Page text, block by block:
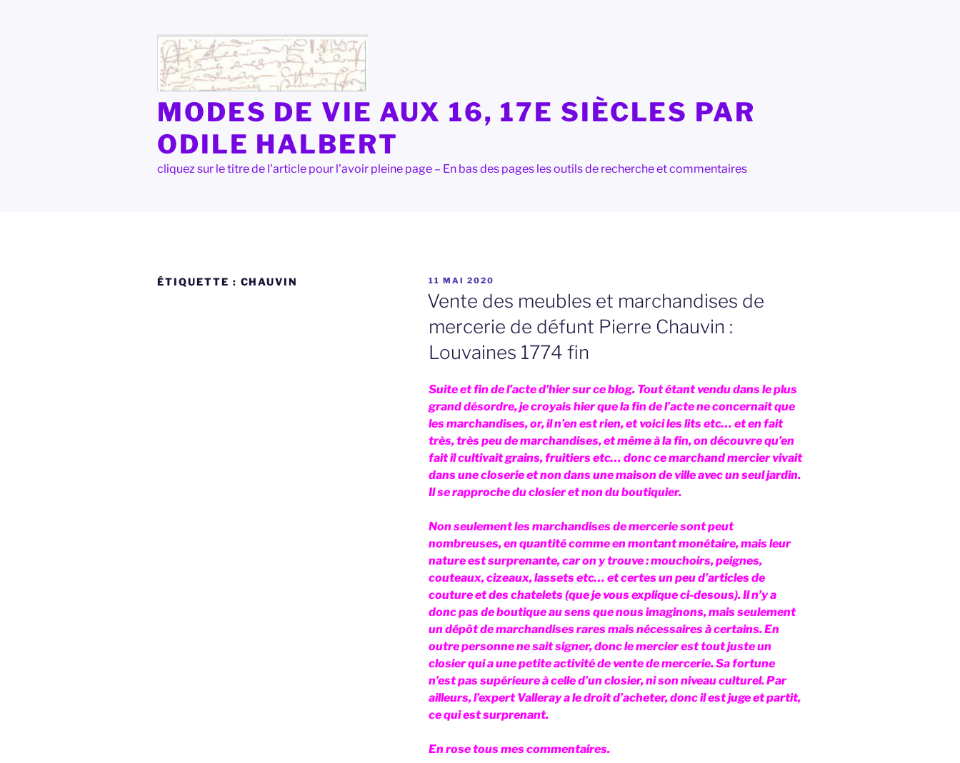
MODES DE VIE AUX 16, 17E SIÈCLES PAR
ODILE HALBERT
cliquez sur le titre de l'article pour l'avoir pleine page – En bas des pages les outils de recherche et commentaires
ÉTIQUETTE : CHAUVIN
PUBLIÉ
LE
11 MAI 2020
Vente des meubles et marchandises de
mercerie de défunt Pierre Chauvin :
Louvaines 1774 fin
Suite et fin de l’acte d’hier sur ce blog. Tout étant vendu dans le plus
grand désordre, je croyais hier que la fin de l’acte ne concernait que
les marchandises, or, il n’en est rien, et voici les lits etc… et en fait
très, très peu de marchandises, et même à la fin, on découvre qu’en
fait il cultivait grains, fruitiers etc… donc ce marchand mercier vivait
dans une closerie et non dans une maison de ville avec un seul jardin.
Il se rapproche du closier et non du boutiquier.
Non seulement les marchandises de mercerie sont peut
nombreuses, en quantité comme en montant monétaire, mais leur
nature est surprenante, car on y trouve : mouchoirs, peignes,
couteaux, cizeaux, lassets etc… et certes un peu d’articles de
couture et des chatelets (que je vous explique ci-desous). Il n’y a
donc pas de boutique au sens que nous imaginons, mais seulement
un dépôt de marchandises rares mais nécessaires à certains. En
outre personne ne sait signer, donc le mercier est tout juste un
closier qui a une petite activité de vente de mercerie. Sa fortune
n’est pas supérieure à celle d’un closier, ni son niveau culturel. Par
ailleurs, l’expert Valleray a le droit d’acheter, donc il est juge et partit,
ce qui est surprenant.
En rose tous mes commentaires.